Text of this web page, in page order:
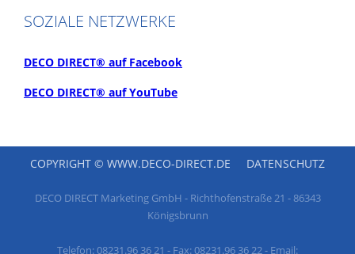
SOZIALE NETZWERKE
DECO DIRECT® auf Facebook
DECO DIRECT® auf YouTube
COPYRIGHT © WWW.DECO-DIRECT.DE DATENSCHUTZ
DECO DIRECT Marketing GmbH - Richthofenstraße 21 - 86343
Königsbrunn
Telefon: 08231.96 36 21 - Fax: 08231.96 36 22 - Email: